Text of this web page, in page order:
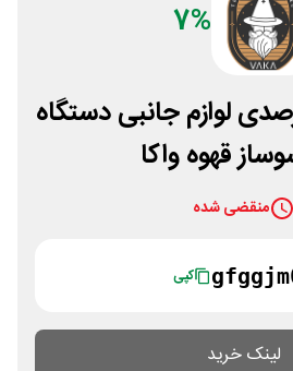
7%
7 درصدی لوازم جانبی دستگاه
قهوه واکا
منقضی شده
کپی
لینک خرید